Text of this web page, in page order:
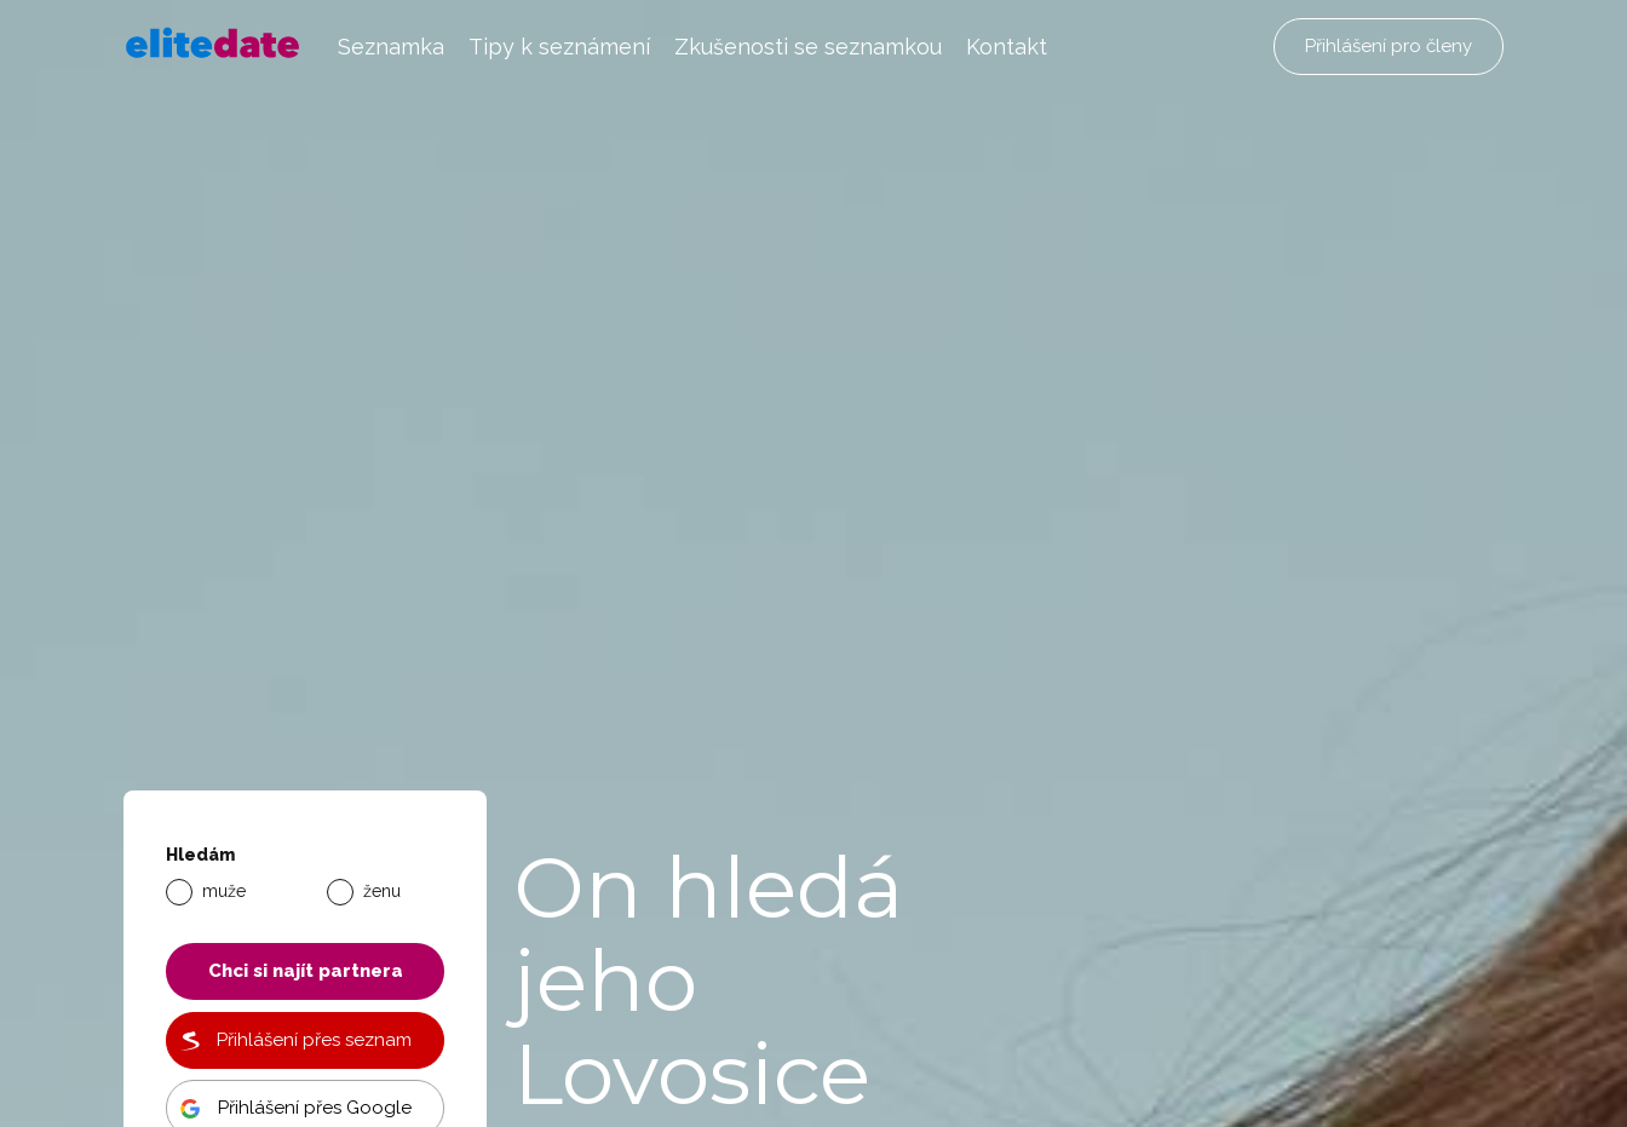
Seznamka Tipy k seznámení Zkušenosti se seznamkou Kontakt Přihlášení pro členy
Hledám
muže
ženu
Chci si najít partnera
Přihlášení přes seznam
Přihlášení přes Google
On hledá
jeho
Lovosice